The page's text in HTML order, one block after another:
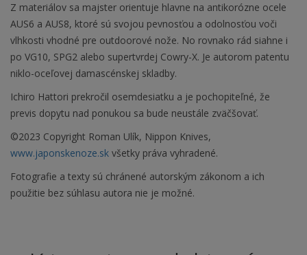
Z materiálov sa majster orientuje hlavne na antikorózne ocele
AUS6 a AUS8, ktoré sú svojou pevnosťou a odolnosťou voči
vlhkosti vhodné pre outdoorové nože. No rovnako rád siahne i
po VG10, SPG2 alebo supertvrdej Cowry-X. Je autorom patentu
niklo-oceľovej damascénskej skladby.
Ichiro Hattori prekročil osemdesiatku a je pochopiteľné, že
previs dopytu nad ponukou sa bude neustále zväčšovať.
©2023 Copyright Roman Ulík, Nippon Knives,
www.japonskenoze.sk všetky práva vyhradené.
Fotografie a texty sú chránené autorským zákonom a ich
použitie bez súhlasu autora nie je možné.